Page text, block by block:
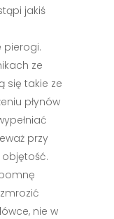
jakiś
pierogi.
ze
się takie ze
płynów
przy
nie w